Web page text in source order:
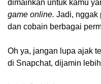
game online. Jadi, nggak
dan cobain berbagai
Oh ya, jangan lupa ajak
di Snapchat, dijamin